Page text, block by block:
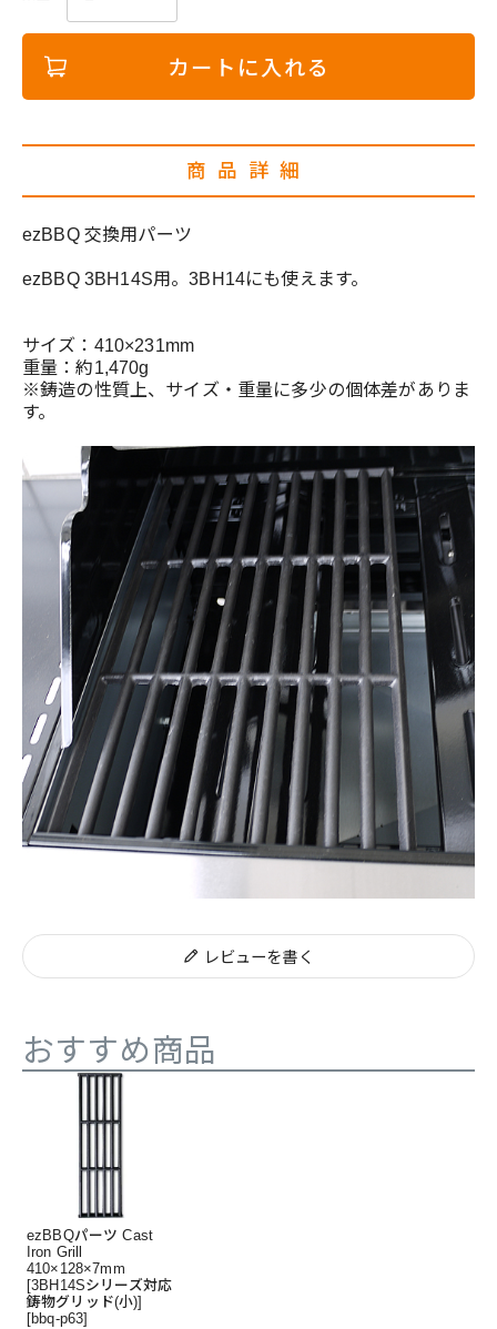
カートに入れる
商品詳細
ezBBQ 交換用パーツ
ezBBQ 3BH14S用。3BH14にも使えます。
サイズ：410×231mm
重量：約1,470g
※鋳造の性質上、サイズ・重量に多少の個体差がありま
す。
レビューを書く
おすすめ商品
ezBBQパーツ Cast
Iron Grill
410×128×7mm
[3BH14Sシリーズ対応
鋳物グリッド(小)]
[bbq-p63]